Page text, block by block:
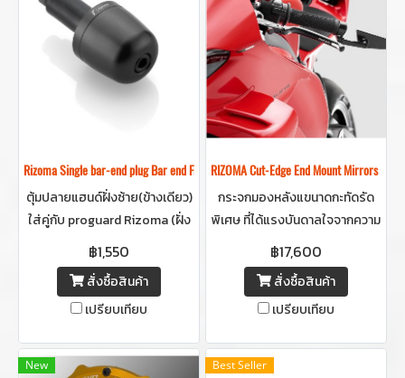
Rizoma Single bar-end plug Bar end Finisher left side Proguard System
ตุ้มปลายแฮนด์ฝั่งซ้าย(ข้างเดียว)
ใส่คู่กับ proguard Rizoma (ฝั่ง
ขวา) เข้าเซตกัน
฿1,550
สั่งซื้อสินค้า
เปรียบเทียบ
RIZOMA Cut-Edge End Mount Mirrors
กระจกมองหลังแขนาดกะทัดรัด
พิเศษ ที่ได้แรงบันดาลใจจากความ
ดุดันและนักบิดสายสปอร์ต! ดีไซน์
โฉบเฉี่ยว สีดำ ทรงสปอร์ต เรียบ
ง่าย แต่โดดเด่นด้วยกรอบทรงคม
ชัด เพิ่มลุคดุดันให้กับมอเตอร์ไซค์
฿17,600
สั่งซื้อสินค้า
เปรียบเทียบ
New Best Seller